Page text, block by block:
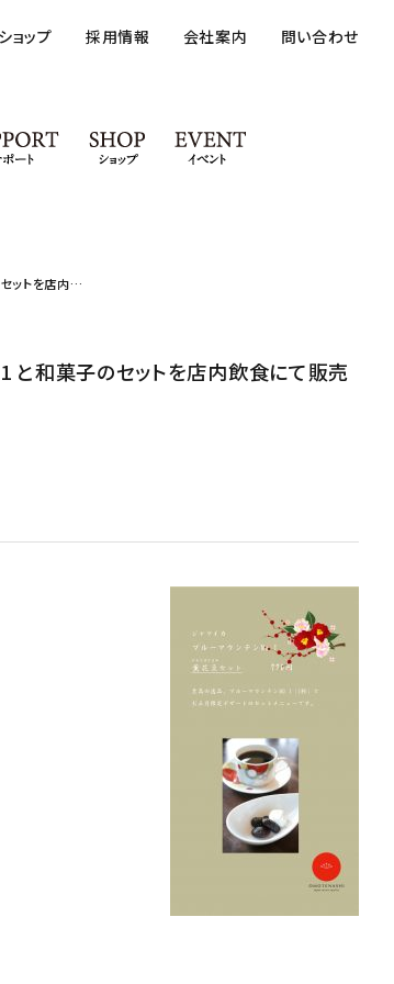
ョップ 採用情報 会社案内 問い合わせ
SUPPORT SHOP
トを店内飲
和菓子のセットを店内飲食にて販売